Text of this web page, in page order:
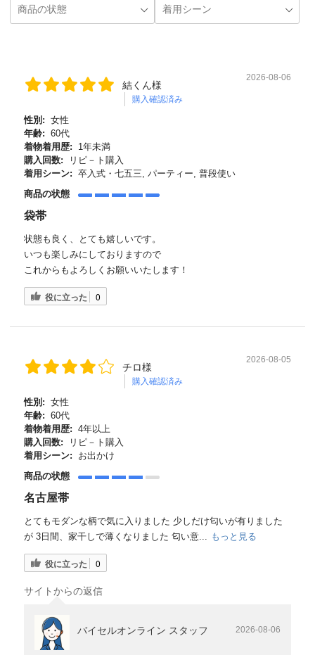
結くん様
購入確認済み
2026-08-06
性別: 女性
年齢: 60代
着物着用歴:
1年未満
購入回数:
リピ－ト購入
着用シーン: 卒入式・七五三, パーティー, 普段使い
商品の状態
袋帯
状態も良く、とても嬉しいです。
いつも楽しみにしておりますので
これからもよろしくお願いいたします！
役に立った 0
チロ様
購入確認済み
2026-08-05
性別: 女性
年齢: 60代
着物着用歴: 4年以上
購入回数:
リピ－ト購入
着用シーン:
お出かけ
商品の状態
名古屋帯
とてもモダンな柄で気に入りました 少しだけ匂いが有りました
が 3日間、家干しで薄くなりました 匂い意... もっと見る
役に立った 0
サイトからの返信
バイセルオンライン スタッフ 2026-08-06